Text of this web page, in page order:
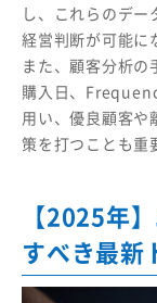
し、これらのデ
経営判断が可能に
また、顧客分析
購入日、
用い、優良顧客や
策を打つことも重
【2025年
すべき最新